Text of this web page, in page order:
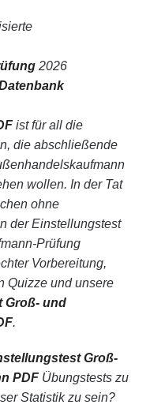
2026
ist für all die
die abschließende
wollen. In der Tat
ohne
der Einstellungstest
Prüfung
Vorbereitung,
Quizze und unsere
Groß- und
.
Groß-
PDF Übungstests zu
Statistik zu sein?